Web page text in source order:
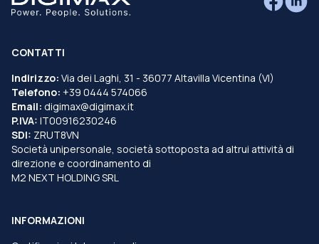
CONTATTI
Indirizzo: Via dei Laghi, 31 - 36077 Altavilla Vicentina (VI)
Telefono: +39 0444 574066
Email: digimax@digimax.it
P.IVA: IT00916230246
SDI: ZRUT8VN
Società unipersonale, società sottoposta ad altrui attività di
direzione e coordinamento di
M2 NEXT HOLDING SRL
INFORMAZIONI